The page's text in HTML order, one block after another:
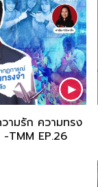
ามรัก ความทรง
TMM EP.26